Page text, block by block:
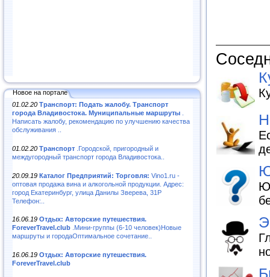
Новое на портале
01.02.20 Транспорт: Подать жалобу. Транспорт
города Владивостока. Муниципальные маршруты
Написать жалобу, рекомендацию по улучшению качества
обслуживания ..
01.02.20 Транспорт .Городской, пригородный и
междугородный транспорт города Владивостока..
20.09.19 Каталог Предприятий: Торговля: Vino1.ru -
оптовая продажа вина и алкогольной продукции. Адрес:
город Екатеринбург, улица Данилы Зверева, 31Р
Телефон:..
16.06.19 Отдых: Авторские путешествия.
ForeverTravel.club .Мини-группы (6-10 человек)Новые
маршруты и городаОптимальное сочетание..
16.06.19 Отдых: Авторские путешествия.
ForeverTravel.club